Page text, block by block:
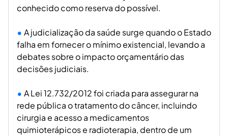
conhecido como reserva do possível.
A judicialização da saúde surge quando o Estado
falha em fornecer o mínimo existencial, levando a
debates sobre o impacto orçamentário das
decisões judiciais.
A Lei 12.732/2012 foi criada para assegurar na
rede pública o tratamento do câncer, incluindo
cirurgia e acesso a medicamentos
quimioterápicos e radioterapia, dentro de um